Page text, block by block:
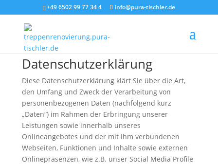
+49 6502 99 77 34 4 info@pura-tischler.de
Privacy Policy
Datenschutzerklärung
Diese Datenschutzerklärung klärt Sie über die Art,
den Umfang und Zweck der Verarbeitung von
personenbezogenen Daten (nachfolgend kurz
„Daten“) im Rahmen der Erbringung unserer
Leistungen sowie innerhalb unseres
Onlineangebotes und der mit ihm verbundenen
Webseiten, Funktionen und Inhalte sowie externen
Onlinepräsenzen, wie z.B. unser Social Media Profile